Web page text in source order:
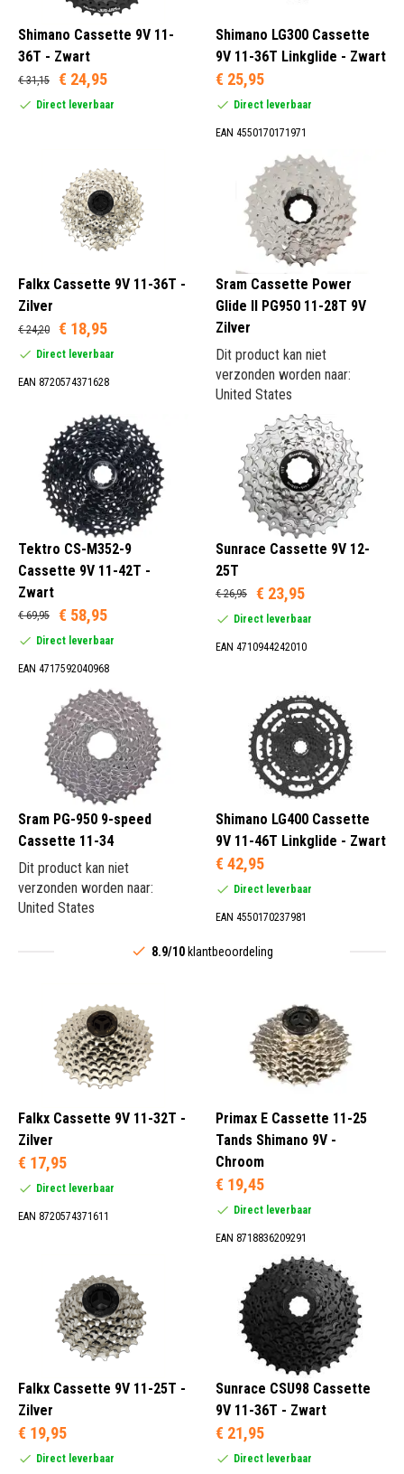
Shimano Cassette 9V 11-
36T - Zwart
€ 31,15 € 24,95
Direct leverbaar
Shimano LG300 Cassette
9V 11-36T Linkglide - Zwart
€ 25,95
Direct leverbaar
EAN 4550170171971
Falkx Cassette 9V 11-36T -
Zilver
€ 24,20 € 18,95
Direct leverbaar
EAN 8720574371628
Sram Cassette Power
Glide II PG950 11-28T 9V
Zilver
Dit product kan niet
verzonden worden naar:
United States
Tektro CS-M352-9
Cassette 9V 11-42T -
Zwart
€ 69,95 € 58,95
Direct leverbaar
EAN 4717592040968
Sunrace Cassette 9V 12-
25T
€ 26,95 € 23,95
Direct leverbaar
EAN 4710944242010
Sram PG-950 9-speed
Cassette 11-34
Dit product kan niet
verzonden worden naar:
United States
Shimano LG400 Cassette
9V 11-46T Linkglide - Zwart
€ 42,95
Direct leverbaar
EAN 4550170237981
8.9/10 klantbeoordeling
Falkx Cassette 9V 11-32T -
Zilver
€ 17,95
Direct leverbaar
EAN 8720574371611
Primax E Cassette 11-25
Tands Shimano 9V -
Chroom
€ 19,45
Direct leverbaar
EAN 8718836209291
Falkx Cassette 9V 11-25T -
Zilver
€ 19,95
Direct leverbaar
Sunrace CSU98 Cassette
9V 11-36T - Zwart
€ 21,95
Direct leverbaar